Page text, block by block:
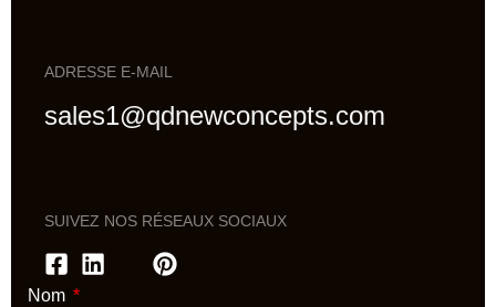
ADRESSE E-MAIL
sales1@qdnewconcepts.com
SUIVEZ NOS RÉSEAUX SOCIAUX
Nom